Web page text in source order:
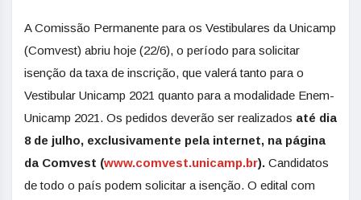
A Comissão Permanente para os Vestibulares da Unicamp
(Comvest) abriu hoje (22/6), o período para solicitar
isenção da taxa de inscrição, que valerá tanto para o
Vestibular Unicamp 2021 quanto para a modalidade Enem-
Unicamp 2021. Os pedidos deverão ser realizados até dia
8 de julho, exclusivamente pela internet, na página
da Comvest (www.comvest.unicamp.br). Candidatos
de todo o país podem solicitar a isenção. O edital com